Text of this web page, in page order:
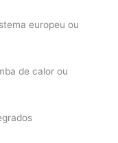
europeu ou
de calor ou